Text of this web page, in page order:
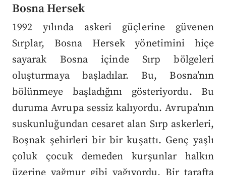
Bosna Hersek
1992 yılında askeri güçlerine güvenen
Sırplar, Bosna Hersek yönetimini hiçe
sayarak Bosna içinde Sırp bölgeleri
oluşturmaya başladılar. Bu, Bosna’nın
bölünmeye başladığını gösteriyordu. Bu
duruma Avrupa sessiz kalıyordu. Avrupa’nın
suskunluğundan cesaret alan Sırp askerleri,
Boşnak şehirleri bir bir kuşattı. Genç yaşlı
çoluk çocuk demeden kurşunlar halkın